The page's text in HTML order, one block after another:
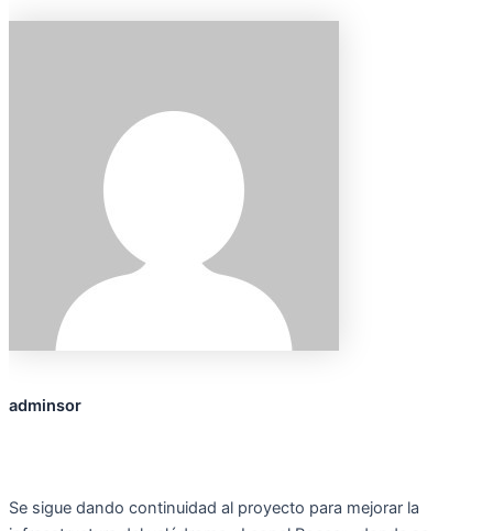
adminsor
Se sigue dando continuidad al proyecto para mejorar la